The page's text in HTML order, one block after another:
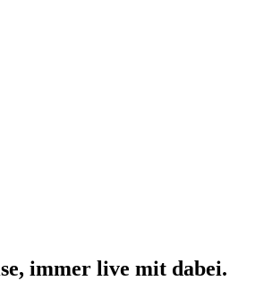
immer live mit dabei.